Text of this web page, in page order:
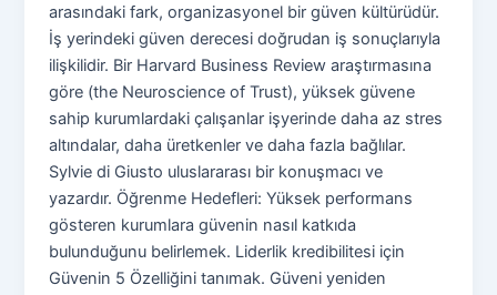
arasındaki fark, organizasyonel bir güven kültürüdür.
İş yerindeki güven derecesi doğrudan iş sonuçlarıyla
ilişkilidir. Bir Harvard Business Review araştırmasına
göre (the Neuroscience of Trust), yüksek güvene
sahip kurumlardaki çalışanlar işyerinde daha az stres
altındalar, daha üretkenler ve daha fazla bağlılar.
Sylvie di Giusto uluslararası bir konuşmacı ve
yazardır. Öğrenme Hedefleri: Yüksek performans
gösteren kurumlara güvenin nasıl katkıda
bulunduğunu belirlemek. Liderlik kredibilitesi için
Güvenin 5 Özelliğini tanımak. Güveni yeniden